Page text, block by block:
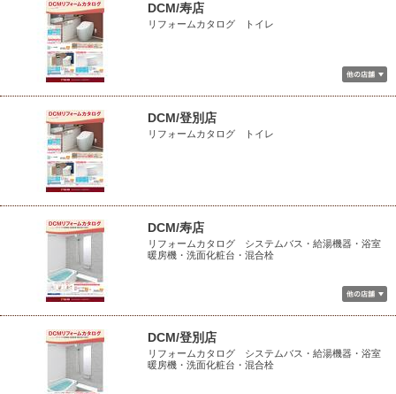
DCM/寿店
リフォームカタログ トイレ
DCM/登別店
リフォームカタログ トイレ
DCM/寿店
リフォームカタログ システムバス・給湯機器・浴室
暖房機・洗面化粧台・混合栓
DCM/登別店
リフォームカタログ システムバス・給湯機器・浴室
暖房機・洗面化粧台・混合栓